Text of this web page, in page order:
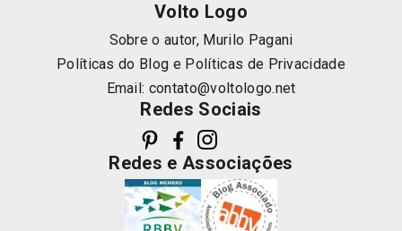
Volto Logo
Sobre o autor, Murilo Pagani
Políticas do Blog e Políticas de Privacidade
Email: contato@voltologo.net
Redes Sociais
Redes e Associações